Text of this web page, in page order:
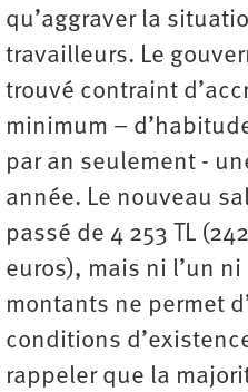
qu’aggraver la
travailleurs. Le
trouvé contraint
minimum –
par an seulement -
année. Le nouveau
passé de 4 253 TL
euros), mais ni l’un ni
montants ne permet
conditions
rappeler que la